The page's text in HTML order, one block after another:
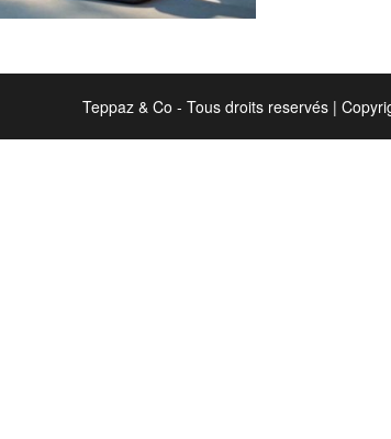
Teppaz & Co - Tous droits reservés |